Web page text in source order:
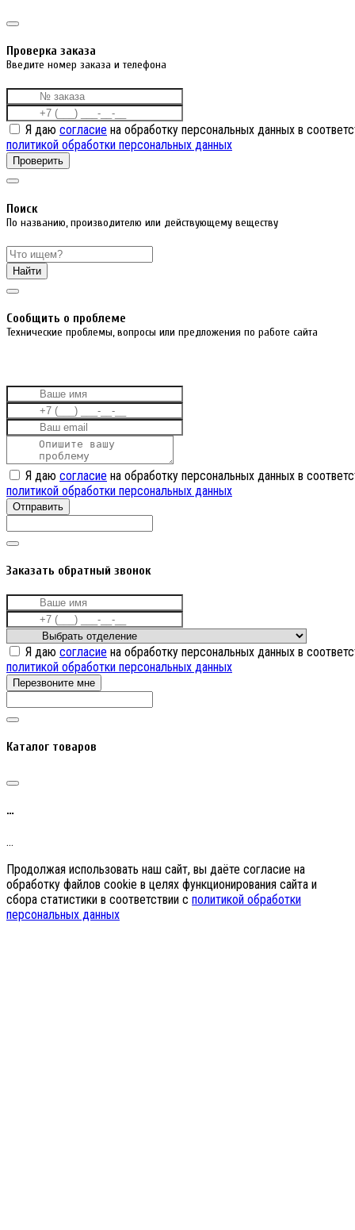
Проверка заказа
Введите номер заказа и телефона
Я даю согласие на обработку персональных данных в
политикой обработки персональных данных
Проверить
Поиск
По названию, производителю или действующему веществу
Найти
Cообщить о проблеме
Технические проблемы, вопросы или предложения по работе сайта
Я даю согласие на обработку персональных данных в
политикой обработки персональных данных
Отправить
Заказать обратный звонок
Я даю согласие на обработку персональных данных в
политикой обработки персональных данных
Перезвоните мне
Каталог товаров
…
…
Продолжая использовать наш сайт, вы даёте согласие на
обработку файлов cookie в целях функционирования сайта и
сбора статистики в соответствии с политикой обработки
персональных данных